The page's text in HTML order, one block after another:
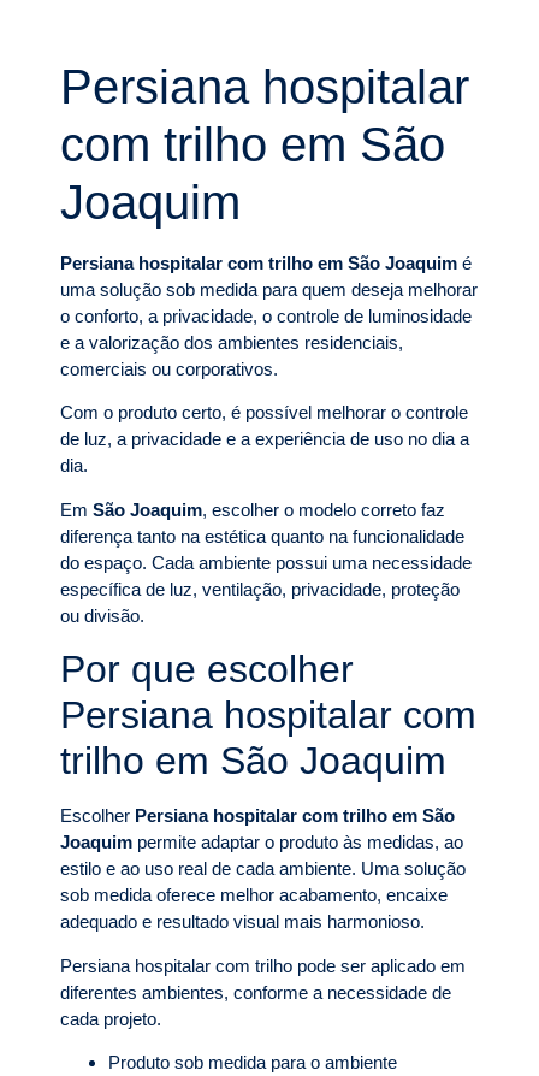
Persiana hospitalar
com trilho em São
Joaquim
Persiana hospitalar com trilho em São Joaquim é
uma solução sob medida para quem deseja melhorar
o conforto, a privacidade, o controle de luminosidade
e a valorização dos ambientes residenciais,
comerciais ou corporativos.
Com o produto certo, é possível melhorar o controle
de luz, a privacidade e a experiência de uso no dia a
dia.
Em São Joaquim, escolher o modelo correto faz
diferença tanto na estética quanto na funcionalidade
do espaço. Cada ambiente possui uma necessidade
específica de luz, ventilação, privacidade, proteção
ou divisão.
Por que escolher
Persiana hospitalar com
trilho em São Joaquim
Escolher Persiana hospitalar com trilho em São
Joaquim permite adaptar o produto às medidas, ao
estilo e ao uso real de cada ambiente. Uma solução
sob medida oferece melhor acabamento, encaixe
adequado e resultado visual mais harmonioso.
Persiana hospitalar com trilho pode ser aplicado em
diferentes ambientes, conforme a necessidade de
cada projeto.
Produto sob medida para o ambiente